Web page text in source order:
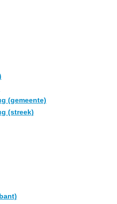
(gemeente)
(streek)